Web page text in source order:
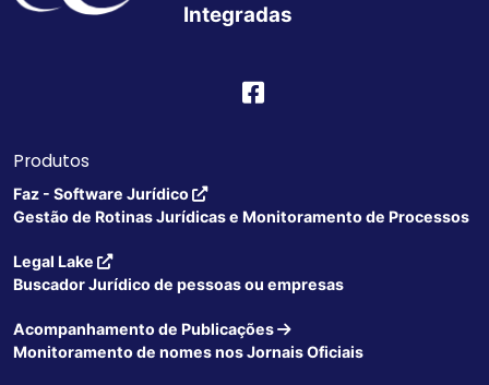
Integradas
Produtos
Faz - Software Jurídico
Gestão de Rotinas Jurídicas e Monitoramento de Processos
Legal Lake
Buscador Jurídico de pessoas ou empresas
Acompanhamento de Publicações
Monitoramento de nomes nos Jornais Oficiais